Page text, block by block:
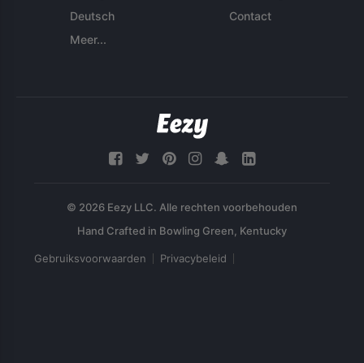
Deutsch
Meer...
Contact
© 2026 Eezy LLC. Alle rechten voorbehouden
Gebruiksvoorwaarden Privacybeleid